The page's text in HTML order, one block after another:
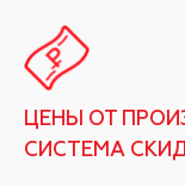
ЦЕНЫ ОТ
СИСТЕМА